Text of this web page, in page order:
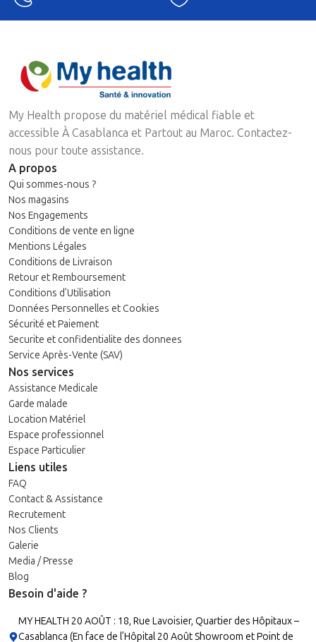
My Health propose du matériel médical fiable et
accessible À Casablanca et Partout au Maroc. Contactez-
nous pour toute assistance.
A propos
Qui sommes-nous ?
Nos magasins
Nos Engagements
Conditions de vente en ligne
Mentions Légales
Conditions de Livraison
Retour et Remboursement
Conditions d’Utilisation
Données Personnelles et Cookies
Sécurité et Paiement
Securite et confidentialite des donnees
Service Après-Vente (SAV)
Nos services
Assistance Medicale
Garde malade
Location Matériel
Espace professionnel
Espace Particulier
Liens utiles
FAQ
Contact & Assistance
Recrutement
Nos Clients
Galerie
Media / Presse
Blog
Besoin d'aide ?
MY HEALTH 20 AOÛT : 18, Rue Lavoisier, Quartier des Hôpitaux –
Casablanca (En face de l’Hôpital 20 Août Showroom et Point de